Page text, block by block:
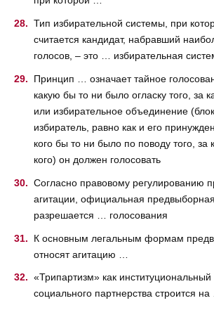
Тип избирательной системы, при
считается кандидат, набравший
голосов, – это … избирательная
Принцип … означает тайное
какую бы то ни было огласку того, за
или избирательное объединение
избиратель, равно как и его
кого бы то ни было по поводу того, за
кого) он должен голосовать
Согласно правовому регулированию
агитации, официальная
разрешается … голосования
К основным легальным формам
относят агитацию …
«Трипартизм» как институциональный
социального партнерства строится